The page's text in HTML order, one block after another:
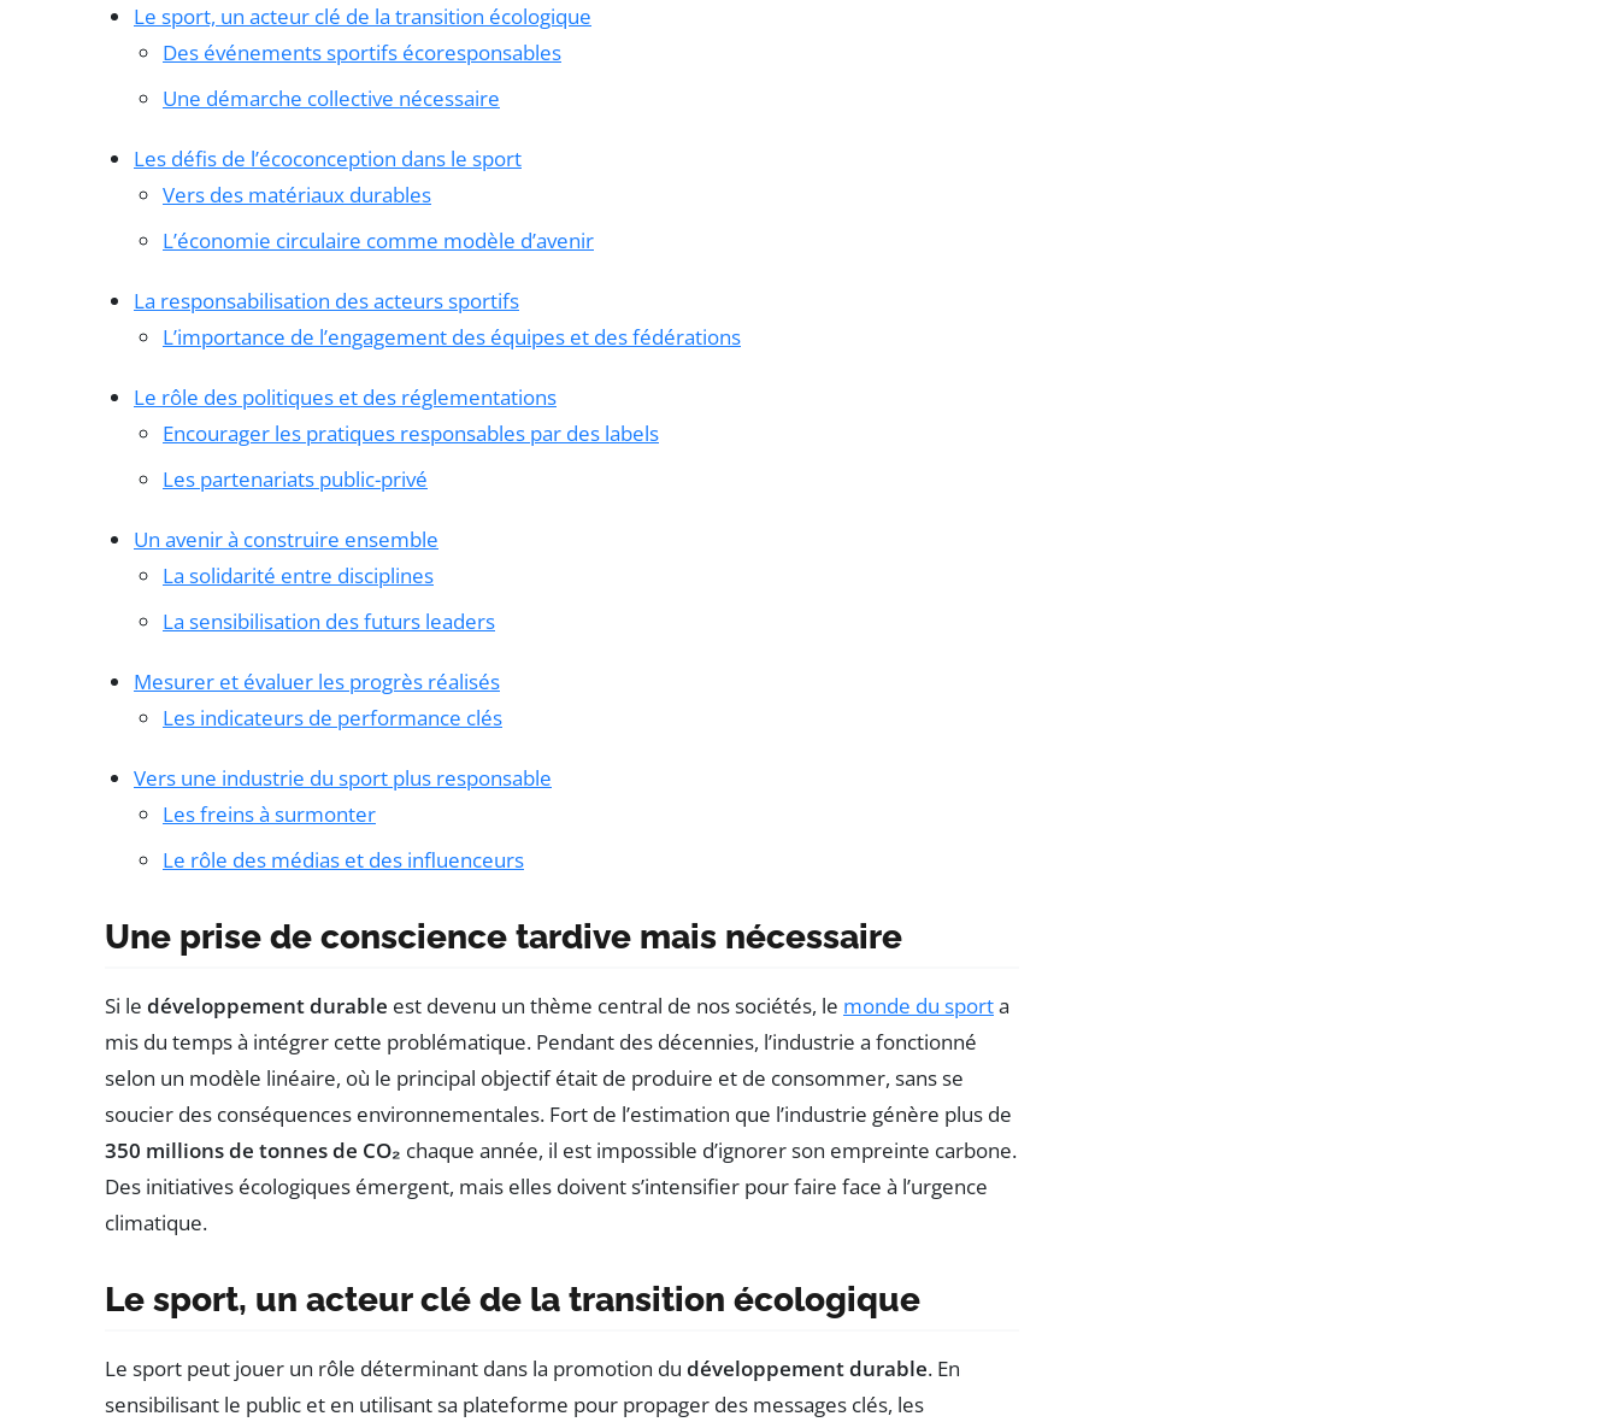
Le sport, un acteur clé de la transition écologique
Des événements sportifs écoresponsables
Une démarche collective nécessaire
Les défis de l’écoconception dans le sport
Vers des matériaux durables
L’économie circulaire comme modèle d’avenir
La responsabilisation des acteurs sportifs
L’importance de l’engagement des équipes et des fédérations
Le rôle des politiques et des réglementations
Encourager les pratiques responsables par des labels
Les partenariats public-privé
Un avenir à construire ensemble
La solidarité entre disciplines
La sensibilisation des futurs leaders
Mesurer et évaluer les progrès réalisés
Les indicateurs de performance clés
Vers une industrie du sport plus responsable
Les freins à surmonter
Le rôle des médias et des influenceurs
Une prise de conscience tardive mais nécessaire
Si le développement durable est devenu un thème central de nos sociétés, le monde du sporta
mis du temps à intégrer cette problématique. Pendant des décennies, l’industrie a fonctionné
selon un modèle linéaire, où le principal objectif était de produire et de consommer, sans se
soucier des conséquences environnementales. Fort de l’estimation que l’industrie génère plus de
350 millions de tonnes de CO₂ chaque année, il est impossible d’ignorer son empreinte carbone.
Des initiatives écologiques émergent, mais elles doivent s’intensifier pour faire face à l’urgence
climatique.
Le sport, un acteur clé de la transition écologique
Le sport peut jouer un rôle déterminant dans la promotion du développement durable. En
sensibilisant le public et en utilisant sa plateforme pour propager des messages clés, les